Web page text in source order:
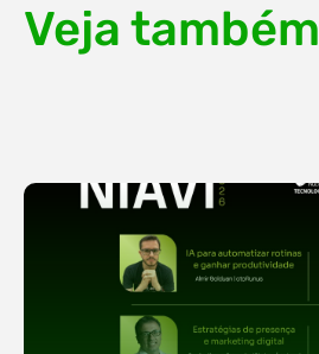
Veja também